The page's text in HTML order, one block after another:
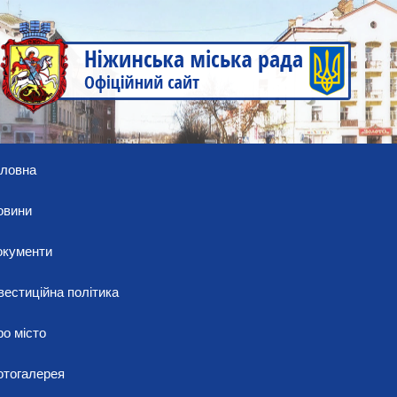
політика
місто